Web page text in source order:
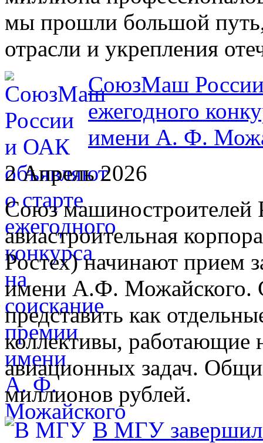
мы прошли большой путь,
отрасли и укрепления
СоюзМаш России
ежегодного
имени А. Ф.
2 Апрель 2026
Союз машиностроителей
авиастроительная
Ростех) начинают прием
имени А.Ф. Можайского.
представить как
коллективы, работающие
авиационных задач.
миллионов рублей.
В МГУ